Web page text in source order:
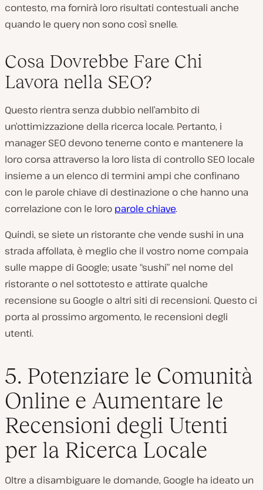
contesto, ma fornirà loro risultati contestuali anche
quando le query non sono così snelle.
Cosa Dovrebbe Fare Chi
Lavora nella SEO?
Questo rientra senza dubbio nell’ambito di
un’ottimizzazione della ricerca locale. Pertanto, i
manager SEO devono tenerne conto e mantenere la
loro corsa attraverso la loro lista di controllo SEO locale
insieme a un elenco di termini ampi che confinano
con le parole chiave di destinazione o che hanno una
correlazione con le loro parole chiave.
Quindi, se siete un ristorante che vende sushi in una
strada affollata, è meglio che il vostro nome compaia
sulle mappe di Google; usate “sushi” nel nome del
ristorante o nel sottotesto e attirate qualche
recensione su Google o altri siti di recensioni. Questo ci
porta al prossimo argomento, le recensioni degli
utenti.
5. Potenziare le Comunità
Online e Aumentare le
Recensioni degli Utenti
per la Ricerca Locale
Oltre a disambiguare le domande, Google ha ideato un